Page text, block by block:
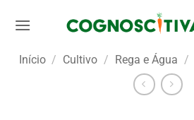
Início / Cultivo / Rega e Água /